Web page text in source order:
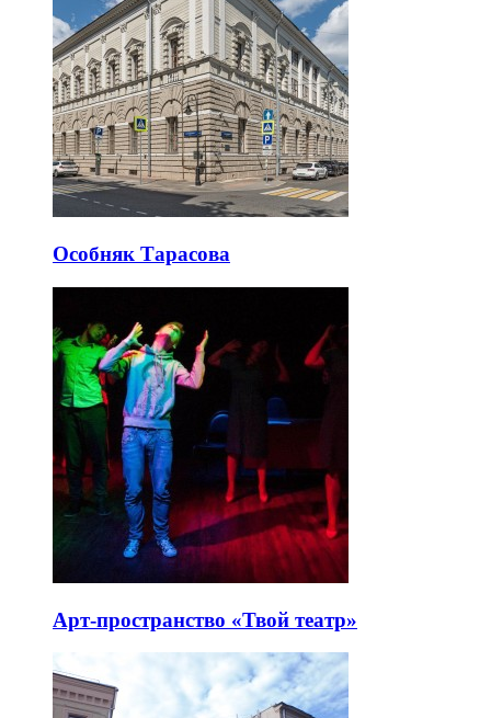
Особняк Тарасова
Арт-пространство «Твой театр»